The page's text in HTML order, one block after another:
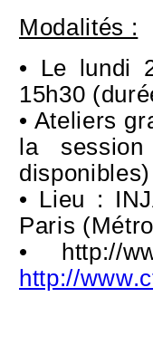
Modalités :
• Le lundi
15h30
• Ateliers
la session
• Lieu :
Paris
• http://
http://